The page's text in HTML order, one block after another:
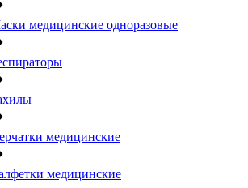
медицинские одноразовые
медицинские
медицинские